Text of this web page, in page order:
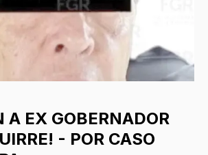
A EX GOBERNADOR
- POR CASO